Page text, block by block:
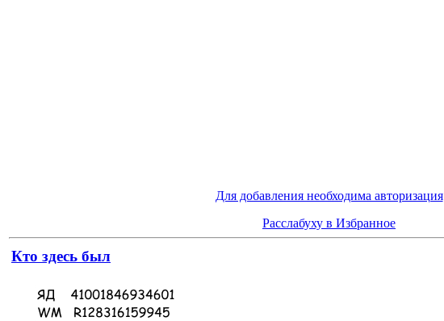
Для добавления необходима авторизация
Расслабуху в Избранное
Кто здесь был